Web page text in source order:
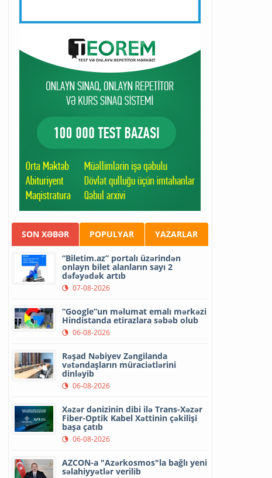
SON XƏBƏR POPULYAR YAZARLAR
“Biletim.az” portalı üzərindən
onlayn bilet alanların sayı 2
dəfəyədək artıb
07-08-2026
“Google”un məlumat emalı mərkəzi
Hindistanda etirazlara səbəb olub
06-08-2026
Rəşad Nəbiyev Zəngilanda
vətəndaşların müraciətlərini
dinləyib
06-08-2026
Xəzər dənizinin dibi ilə Trans-Xəzər
Fiber-Optik Kabel Xəttinin çəkilişi
başa çatıb
06-08-2026
AZCON-a "Azərkosmos"la bağlı yeni
səlahiyyətlər verilib